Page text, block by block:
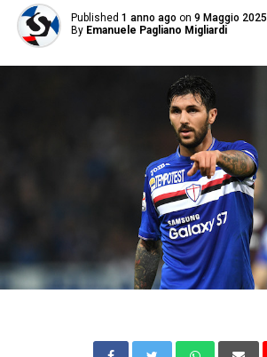
Published 1 anno ago on 9 Maggio 2025
By Emanuele Pagliano Migliardi